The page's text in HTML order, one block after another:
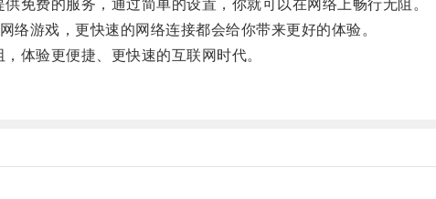
费的服务，通过简单的设置，你就可以在网络上畅行无阻。
游戏，更快速的网络连接都会给你带来更好的体验。
验更便捷、更快速的互联网时代。